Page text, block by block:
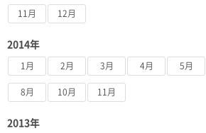
11月 12月
2014年
1月 2月 3月 4月 5月
8月 10月 11月
2013年